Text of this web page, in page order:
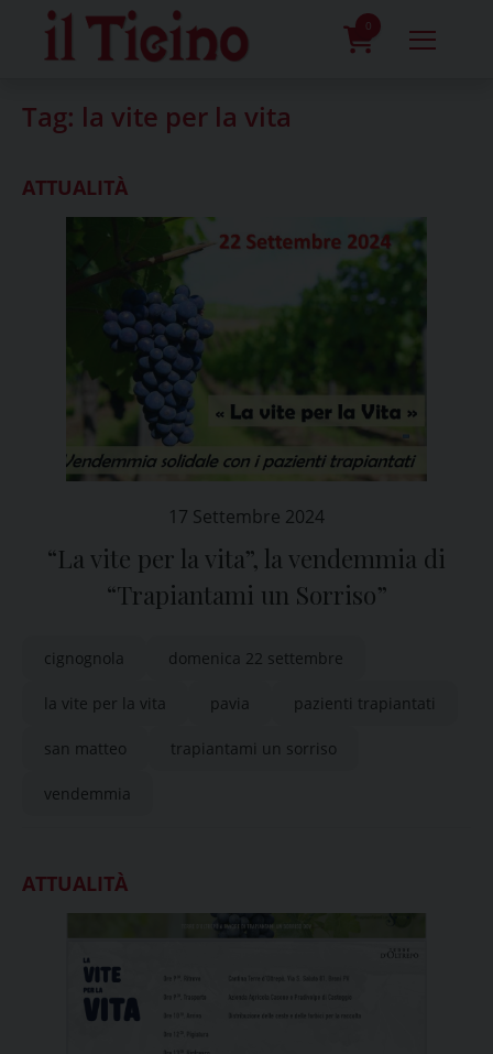
content
0
Tag: la vite per la vita
ATTUALITÀ
17 Settembre 2024
“La vite per la vita”, la vendemmia di
“Trapiantami un Sorriso”
cignognola domenica 22 settembre
la vite per la vita pavia pazienti trapiantati
san matteo trapiantami un sorriso
vendemmia
ATTUALITÀ